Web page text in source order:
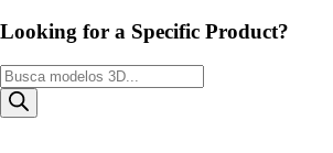
Looking for a Specific Product?
Búsqueda
de
productos